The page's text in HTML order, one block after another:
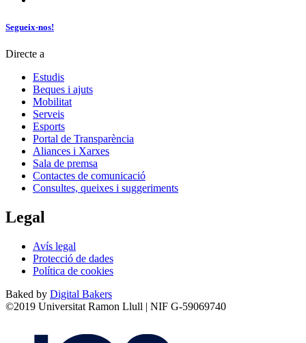
Segueix-nos!
Directe a
Estudis
Beques i ajuts
Mobilitat
Serveis
Esports
Portal de Transparència
Aliances i Xarxes
Sala de premsa
Contactes de comunicació
Consultes, queixes i suggeriments
Legal
Avís legal
Protecció de dades
Política de cookies
Baked by Digital Bakers
©2019 Universitat Ramon Llull | NIF G-59069740